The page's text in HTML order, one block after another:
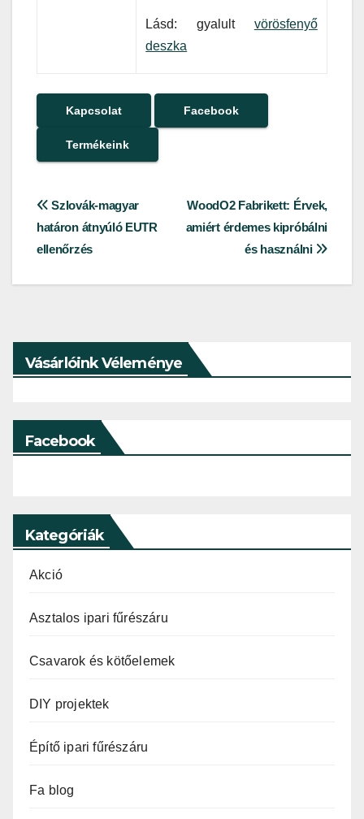
Lásd: gyalult vörösfenyő
deszka
Kapcsolat Facebook
Termékeink
Bejegyzés
navigáció
WoodO2 Fabrikett: Érvek,
amiért érdemes kipróbálni
és használni
Szlovák-magyar
határon átnyúló EUTR
ellenőrzés
Vásárlóink Véleménye
Facebook
Kategóriák
Akció
Asztalos ipari fűrészáru
Csavarok és kötőelemek
DIY projektek
Építő ipari fűrészáru
Fa blog